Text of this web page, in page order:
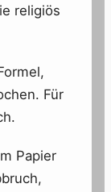
religiös
Für
Papier